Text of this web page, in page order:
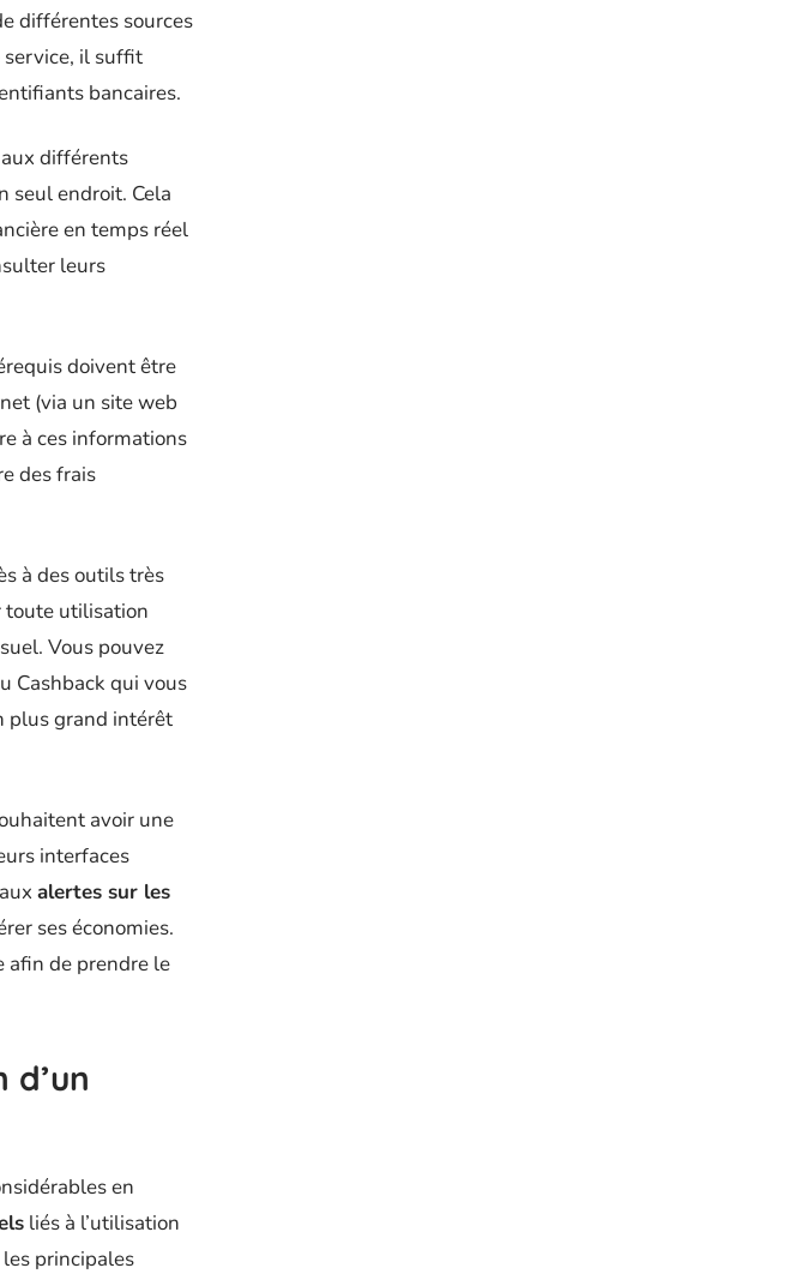
différentes sources
service, il suffit
bancaires.
différents
seul endroit. Cela
en temps réel
leurs
doivent être
(via un site web
à ces informations
des frais
à des outils très
toute utilisation
Vous pouvez
Cashback qui vous
plus grand intérêt
avoir une
interfaces
alertes sur les
ses économies.
afin de prendre le
en
liés à l’utilisation
principales